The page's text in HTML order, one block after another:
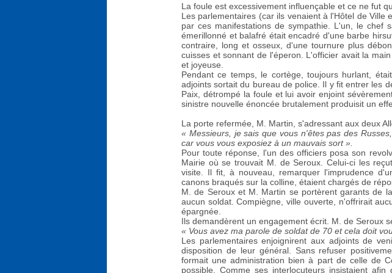
La foule est excessivement influençable et ce ne fut
Les parlementaires (car ils venaient à l'Hôtel de
par ces manifestations de sympathie. L'un, le chef
émerillonné et balafré était encadré d'une barbe
contraire, long et osseux, d'une tournure plus
cuisses et sonnant de l'éperon. L'officier avait la
et joyeuse.
Pendant ce temps, le cortège, toujours hurlant,
adjoints sortait du bureau de police. Il y fit entrer les
Paix, détrompé la foule et lui avoir enjoint
sinistre nouvelle énoncée brutalement produisit un
La porte refermée, M. Martin, s'adressant aux deux
« Messieurs, je sais que vous n'êtes pas des
car vous vous exposiez à un mauvais sort ».
Pour toute réponse, l'un des officiers posa son
Mairie où se trouvait M. de Seroux. Celui-ci les
visite. Il fit, à nouveau, remarquer l'imprudence
canons braqués sur la colline, étaient chargés de
M. de Seroux et M. Martin se portèrent garants de
aucun soldat. Compiègne, ville ouverte, n'offrirait
épargnée.
Ils demandèrent un engagement écrit. M. de Seroux
« Vous avez ma parole de soldat de 70 et cela doit
Les parlementaires enjoignirent aux adjoints de
disposition de leur général. Sans refuser
formait une administration bien à part de celle de
possible. Comme ses interlocuteurs insistaient